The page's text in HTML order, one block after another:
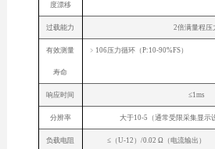
度漂移
过载能力 2倍满量程压
有效测量
寿命
﹥106压力循环（
响应时间 ≤1ms
分辨率 大于10-5（通常受限采集显示
负载电阻 ≤（U-12）/0.02 Ω（电流输出）